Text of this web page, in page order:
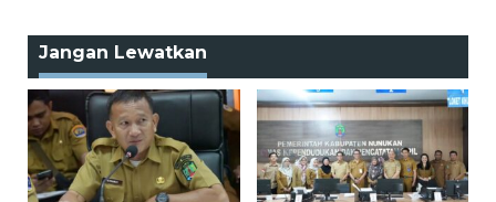
Jangan Lewatkan